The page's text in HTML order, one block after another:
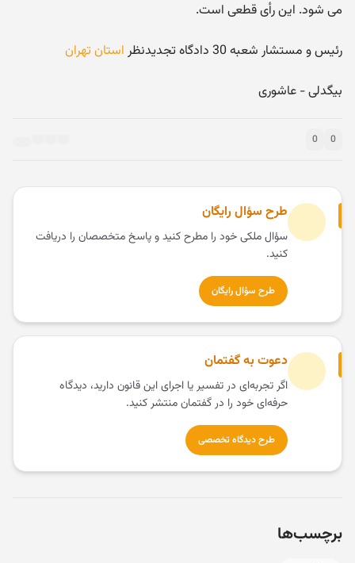
می شود. این رأی قطعی است.
رئیس و مستشار شعبه 30 دادگاه تجدیدنظر استان تهران
بیگدلی - عاشوری
0
0
طرح سؤال رایگان
سؤال ملکی خود را مطرح کنید و پاسخ متخصصان را دریافت
کنید.
طرح سؤال رایگان
دعوت به گفتمان
اگر تجربه‌ای در تفسیر یا اجرای این قانون دارید، دیدگاه
حرفه‌ای خود را در گفتمان منتشر کنید.
طرح دیدگاه تخصصی
برچسب‌ها